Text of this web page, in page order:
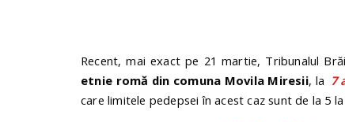
Recent, mai exact pe 21 martie, Tribunalul
etnie romă din comuna Movila Miresii, la 7
care limitele pedepsei în acest caz sunt de la 5 la